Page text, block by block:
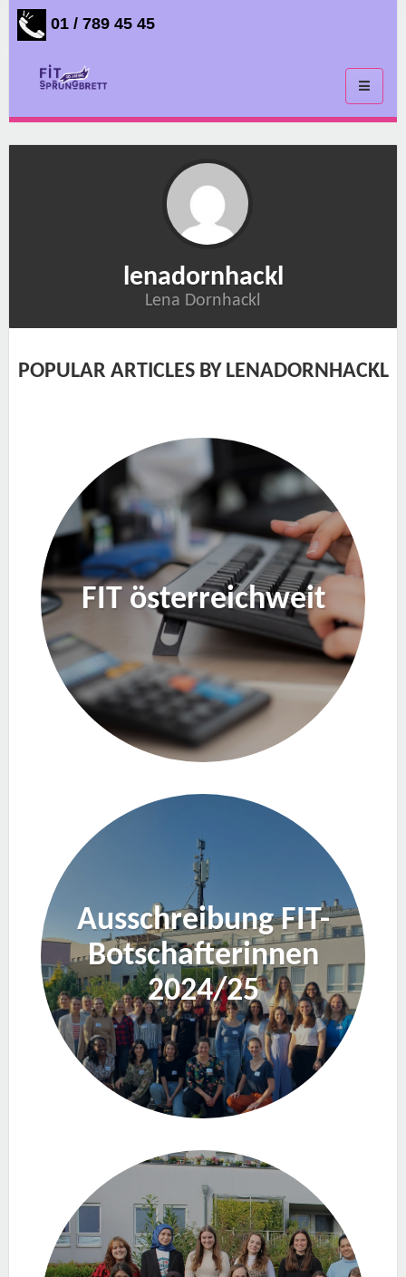
01 / 789 45 45
Toggle
lenadornhackl
Lena Dornhackl
POPULAR ARTICLES BY LENADORNHACKL
FIT österreichweit
Ausschreibung FIT-
Botschafterinnen
2024/25